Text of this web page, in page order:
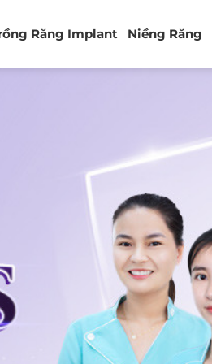
Răng Implant Niềng Răng